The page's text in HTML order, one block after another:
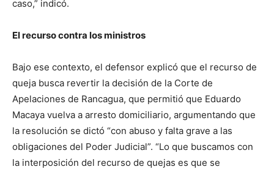
caso,” indicó.
El recurso contra los ministros
Bajo ese contexto, el defensor explicó que el recurso de
queja busca revertir la decisión de la Corte de
Apelaciones de Rancagua, que permitió que Eduardo
Macaya vuelva a arresto domiciliario, argumentando que
la resolución se dictó “con abuso y falta grave a las
obligaciones del Poder Judicial”. “Lo que buscamos con
la interposición del recurso de quejas es que se